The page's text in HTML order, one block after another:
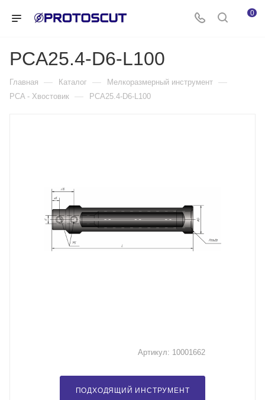
0
PCA25.4-D6-L100
Главная — Каталог — Мелкоразмерный инструмент —
PCA - Хвостовик — PCA25.4-D6-L100
Артикул: 10001662
ПОДХОДЯЩИЙ ИНСТРУМЕНТ